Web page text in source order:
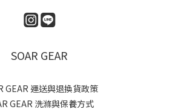
SOAR GEAR
GEAR 運送與退換貨政策
GEAR 洗滌與保養方式